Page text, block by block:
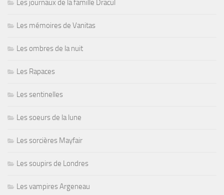
Les journaux de la famille Dracul
Les mémoires de Vanitas
Les ombres de la nuit
Les Rapaces
Les sentinelles
Les soeurs de la lune
Les sorcières Mayfair
Les soupirs de Londres
Les vampires Argeneau